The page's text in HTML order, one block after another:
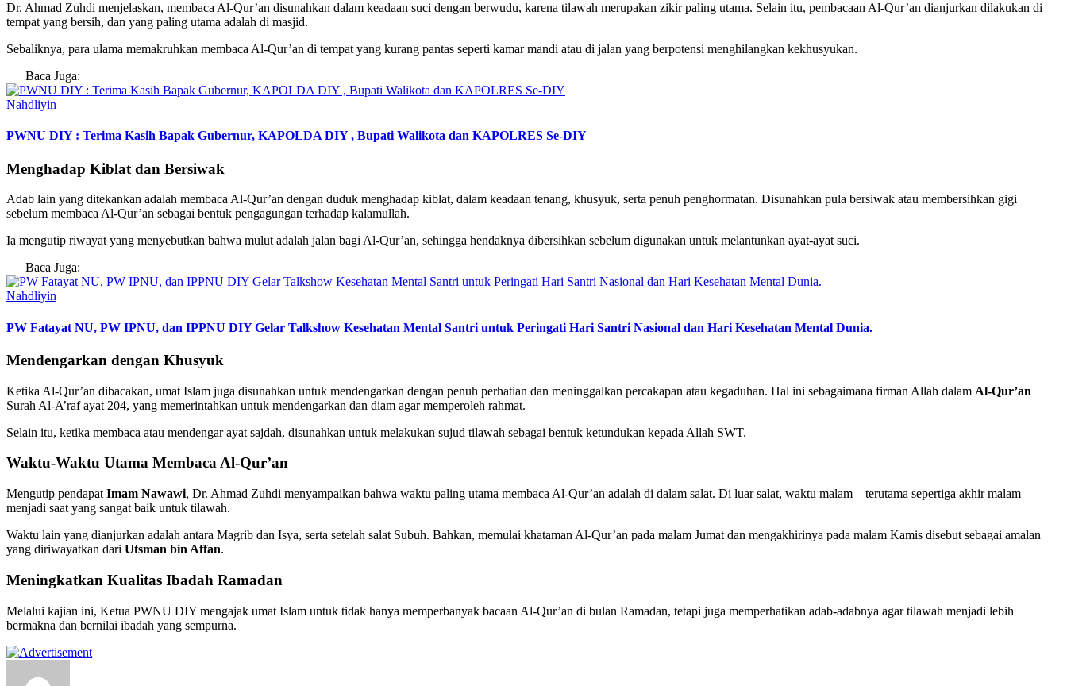
Dr. Ahmad Zuhdi menjelaskan, membaca Al-Qur’an disunahkan dalam keadaan suci dengan berwudu, karena tilawah merupakan zikir paling utama. Selain itu, pembacaan Al-Qur’an dianjurkan dilakukan di
tempat yang bersih, dan yang paling utama adalah di masjid.
Sebaliknya, para ulama memakruhkan membaca Al-Qur’an di tempat yang kurang pantas seperti kamar mandi atau di jalan yang berpotensi menghilangkan kekhusyukan.
Baca Juga:
Nahdliyin
PWNU DIY : Terima Kasih Bapak Gubernur, KAPOLDA DIY , Bupati Walikota dan KAPOLRES Se-DIY
Menghadap Kiblat dan Bersiwak
Adab lain yang ditekankan adalah membaca Al-Qur’an dengan duduk menghadap kiblat, dalam keadaan tenang, khusyuk, serta penuh penghormatan. Disunahkan pula bersiwak atau membersihkan gigi
sebelum membaca Al-Qur’an sebagai bentuk pengagungan terhadap kalamullah.
Ia mengutip riwayat yang menyebutkan bahwa mulut adalah jalan bagi Al-Qur’an, sehingga hendaknya dibersihkan sebelum digunakan untuk melantunkan ayat-ayat suci.
Baca Juga:
Nahdliyin
PW Fatayat NU, PW IPNU, dan IPPNU DIY Gelar Talkshow Kesehatan Mental Santri untuk Peringati Hari Santri Nasional dan Hari Kesehatan Mental Dunia.
Mendengarkan dengan Khusyuk
Ketika Al-Qur’an dibacakan, umat Islam juga disunahkan untuk mendengarkan dengan penuh perhatian dan meninggalkan percakapan atau kegaduhan. Hal ini sebagaimana firman Allah dalam Al-Qur’an
Surah Al-A’raf ayat 204, yang memerintahkan untuk mendengarkan dan diam agar memperoleh rahmat.
Selain itu, ketika membaca atau mendengar ayat sajdah, disunahkan untuk melakukan sujud tilawah sebagai bentuk ketundukan kepada Allah SWT.
Waktu-Waktu Utama Membaca Al-Qur’an
Mengutip pendapat Imam Nawawi, Dr. Ahmad Zuhdi menyampaikan bahwa waktu paling utama membaca Al-Qur’an adalah di dalam salat. Di luar salat, waktu malam—terutama sepertiga akhir malam—
menjadi saat yang sangat baik untuk tilawah.
Waktu lain yang dianjurkan adalah antara Magrib dan Isya, serta setelah salat Subuh. Bahkan, memulai khataman Al-Qur’an pada malam Jumat dan mengakhirinya pada malam Kamis disebut sebagai amalan
yang diriwayatkan dari Utsman bin Affan.
Meningkatkan Kualitas Ibadah Ramadan
Melalui kajian ini, Ketua PWNU DIY mengajak umat Islam untuk tidak hanya memperbanyak bacaan Al-Qur’an di bulan Ramadan, tetapi juga memperhatikan adab-adabnya agar tilawah menjadi lebih
bermakna dan bernilai ibadah yang sempurna.